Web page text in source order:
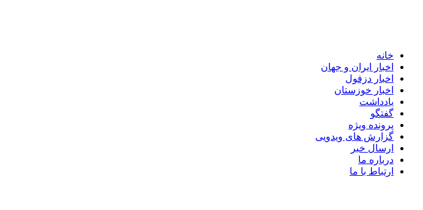
خانه
اخبار ایران و جهان
اخبار دزفول
اخبار خوزستان
یادداشت
گفتگو
پرونده ویژه
گزارش های ویدویی
ارسال خبر
درباره ما
ارتباط با ما